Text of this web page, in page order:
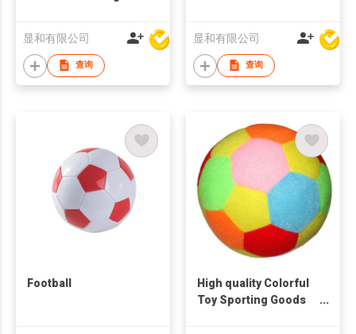
显和有限公司
查询
显和有限公司
查询
Football
High quality Colorful
Toy Sporting Goods